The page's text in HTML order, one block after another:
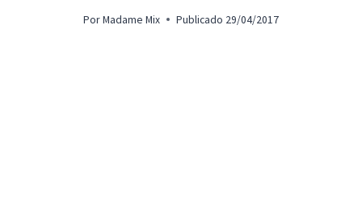
Por Madame Mix Publicado 29/04/2017